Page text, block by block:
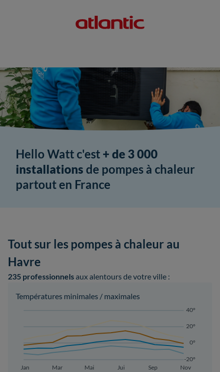
Hello Watt c'est + de 3 000
installations de pompes à chaleur
partout en France
Tout sur les pompes à chaleur au
Havre
235 professionnelsaux alentours de votre ville :
Températures minimales / maximales
-20°
0°
20°
40°
Jan Mar Mai Jui Sep Nov